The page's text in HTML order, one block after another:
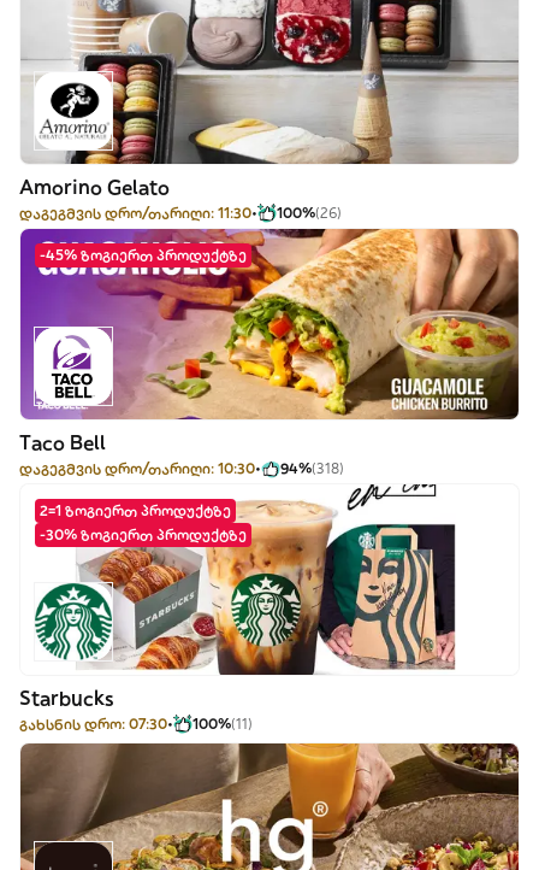
Amorino Gelato
დაგეგმვის დრო/თარიღი: 11:30 100%(26)
-45% ზოგიერთ პროდუქტზე
Taco Bell
დაგეგმვის დრო/თარიღი: 10:30 94%(318)
2=1 ზოგიერთ პროდუქტზე
-30% ზოგიერთ პროდუქტზე
Starbucks
გახსნის დრო: 07:30 100%(11)